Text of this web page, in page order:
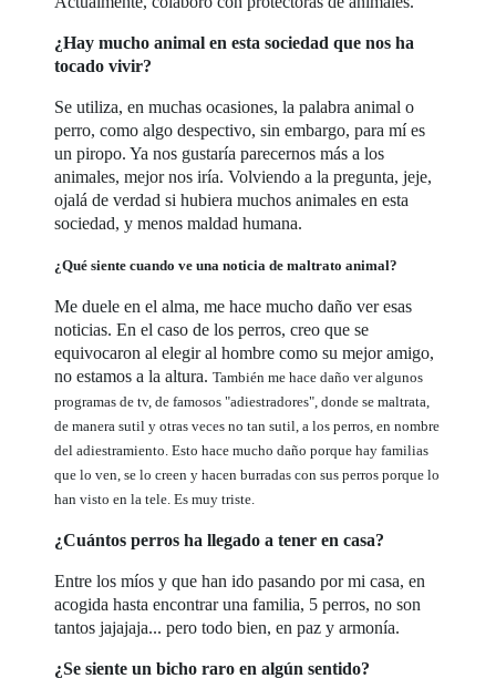
¿Hay mucho animal en esta sociedad que nos ha
tocado vivir?
Se utiliza, en muchas ocasiones, la palabra animal o
perro, como algo despectivo, sin embargo, para mí es
un piropo. Ya nos gustaría parecernos más a los
animales, mejor nos iría. Volviendo a la pregunta, jeje,
ojalá de verdad si hubiera muchos animales en esta
sociedad, y menos maldad humana.
¿Qué siente cuando ve una noticia de maltrato animal?
Me duele en el alma, me hace mucho daño ver esas
noticias. En el caso de los perros, creo que se
equivocaron al elegir al hombre como su mejor amigo,
no estamos a la altura.También me hace daño ver algunos
programas de tv, de famosos "adiestradores", donde se maltrata,
de manera sutil y otras veces no tan sutil, a los perros, en nombre
del adiestramiento.Esto hace mucho daño porque hay familias
que lo ven, se lo creen y hacen burradas con sus perros porque lo
han visto en la tele. Es muy triste.
¿Cuántos perros ha llegado a tener en casa?
Entre los míos y que han ido pasando por mi casa, en
acogida hasta encontrar una familia, 5 perros, no son
tantos jajajaja... pero todo bien, en paz y armonía.
¿Se siente un bicho raro en algún sentido?